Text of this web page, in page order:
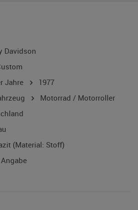
Davidson
Jahre
1977
Motorrad / Motorroller
(Material: Stoff)